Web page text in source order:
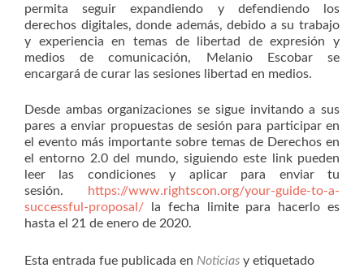
permita seguir expandiendo y defendiendo los
derechos digitales, donde además, debido a su trabajo
y experiencia en temas de libertad de expresión y
medios de comunicación, Melanio Escobar se
encargará de curar las sesiones libertad en medios.
Desde ambas organizaciones se sigue invitando a sus
pares a enviar propuestas de sesión para participar en
el evento más importante sobre temas de Derechos en
el entorno 2.0 del mundo, siguiendo este link pueden
leer las condiciones y aplicar para enviar tu
sesión.
https://www.rightscon.org/your-guide-to-a-
successful-proposal/ la fecha limite para hacerlo es
hasta el 21 de enero de 2020.
Esta entrada fue publicada en Noticias y etiquetado